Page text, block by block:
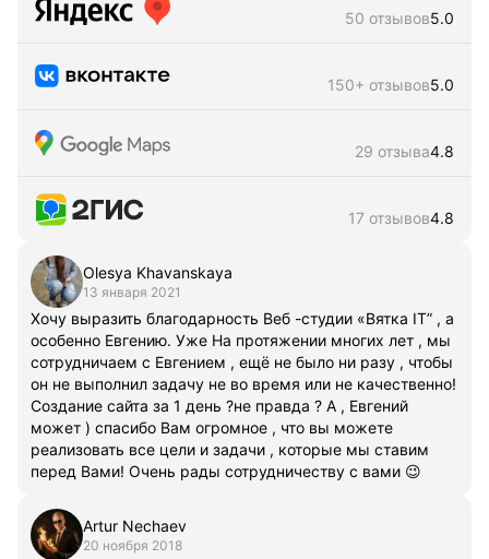
50 отзывов5.0
150+ отзывов5.0
29 отзыва4.8
17 отзывов4.8
Olesya Khavanskaya
13 января 2021
Хочу выразить благодарность Веб -студии «Вятка IT” , а
особенно Евгению. Уже На протяжении многих лет , мы
сотрудничаем с Евгением , ещё не было ни разу , чтобы
он не выполнил задачу не во время или не качественно!
Создание сайта за 1 день ?не правда ? А , Евгений
может ) спасибо Вам огромное , что вы можете
реализовать все цели и задачи , которые мы ставим
перед Вами! Очень рады сотрудничеству с вами 😉
Artur Nechaev
20 ноября 2018